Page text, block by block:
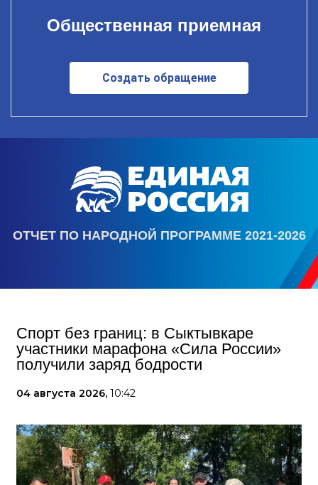
Общественная приемная
Создать обращение
ОТЧЕТ ПО НАРОДНОЙ ПРОГРАММЕ 2021-2026
Спорт без границ: в Сыктывкаре
участники марафона «Сила России»
получили заряд бодрости
04 августа 2026, 10:42